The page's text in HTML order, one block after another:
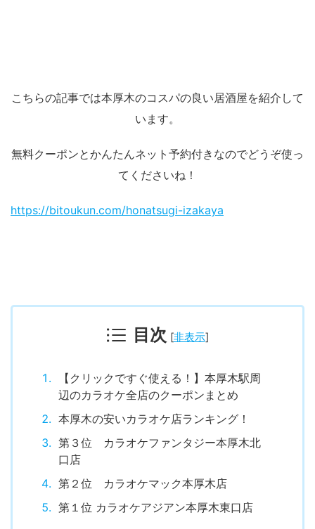
こちらの記事では本厚木のコスパの良い居酒屋を紹介して
います。
無料クーポンとかんたんネット予約付きなのでどうぞ使っ
てくださいね！
https://bitoukun.com/honatsugi-izakaya
目次 [非表示]
【クリックですぐ使える！】本厚木駅周
辺のカラオケ全店のクーポンまとめ
本厚木の安いカラオケ店ランキング！
第３位 カラオケファンタジー本厚木北
口店
第２位 カラオケマック本厚木店
第１位 カラオケアジアン本厚木東口店